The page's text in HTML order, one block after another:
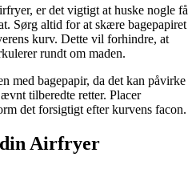
er det vigtigt at huske nogle få
Sørg altid for at skære bagepapiret
kurv. Dette vil forhindre, at
rundt om maden.
med bagepapir, da det kan påvirke
tilberedte retter. Placer
det forsigtigt efter kurvens facon.
Airfryer